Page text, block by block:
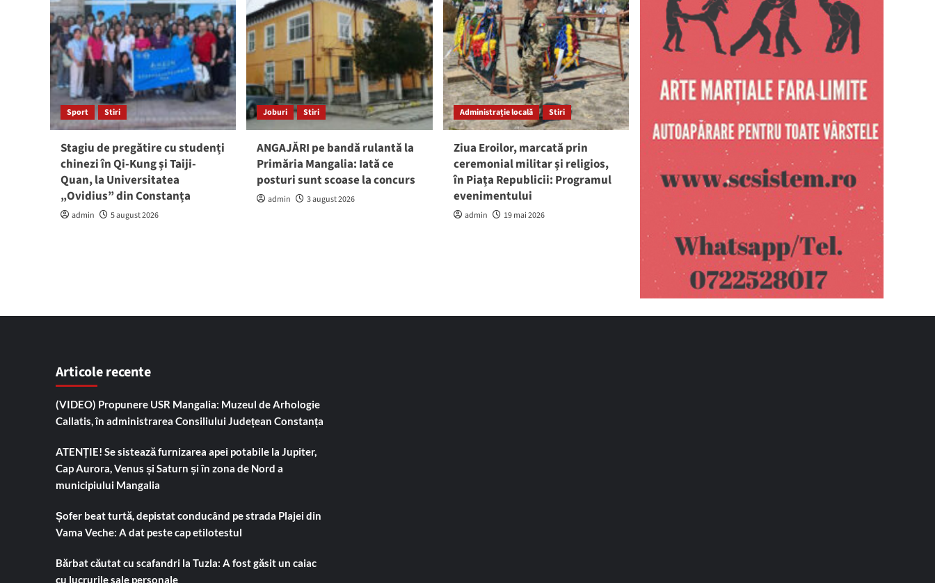
Sport Stiri
Stagiu de pregătire cu studenți
chinezi în Qi-Kung și Taiji-
Quan, la Universitatea
„Ovidius” din Constanța
admin 5 august 2026
Joburi Stiri
ANGAJĂRI pe bandă rulantă la
Primăria Mangalia: Iată ce
posturi sunt scoase la concurs
admin 3 august 2026
Administrație locală Stiri
Ziua Eroilor, marcată prin
ceremonial militar și religios,
în Piața Republicii: Programul
evenimentului
admin 19 mai 2026
Articole recente
(VIDEO) Propunere USR Mangalia: Muzeul de Arhologie
Callatis, în administrarea Consiliului Județean Constanța
ATENȚIE! Se sistează furnizarea apei potabile la Jupiter,
Cap Aurora, Venus și Saturn și în zona de Nord a
municipiului Mangalia
Șofer beat turtă, depistat conducând pe strada Plajei din
Vama Veche: A dat peste cap etilotestul
Bărbat căutat cu scafandri la Tuzla: A fost găsit un caiac
cu lucrurile sale personale